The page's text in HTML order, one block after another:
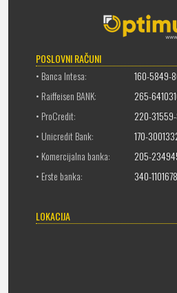
POSLOVNI RAČUNI
• Banca Intesa:
160-5849-
• Raiffeisen BANK:
265-
• ProCredit:
220-
• Unicredit Bank:
170-
• Komercijalna banka:
205-
• Erste banka:
340-
LOKACIJA